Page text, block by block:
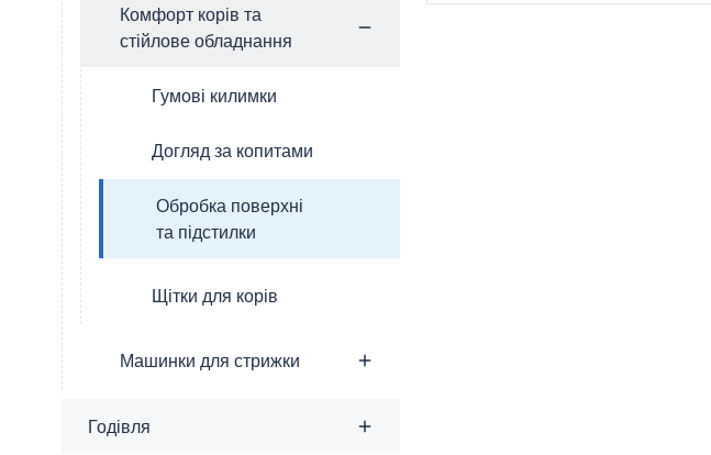
Комфорт корів та
стійлове обладнання
Гумові килимки
Догляд за копитами
Обробка поверхні
та підстилки
Щітки для корів
Машинки для стрижки
Годівля